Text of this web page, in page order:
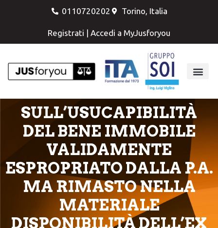
0110720202 Torino, Italia
Registrati | Accedi a MyJusforyou
SULL’USUCAPIBILITÀ
DEL BENE IMMOBILE
VALIDAMENTE
ESPROPRIATO DALLA P.A.
MA RIMASTO NELLA
MATERIALE
DISPONIBILITÀ DELL’EX